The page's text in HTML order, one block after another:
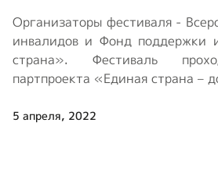
Организаторы фестиваля -
инвалидов и Фонд поддержки
страна». Фестиваль
партпроекта «Единая страна –
5 апреля, 2022